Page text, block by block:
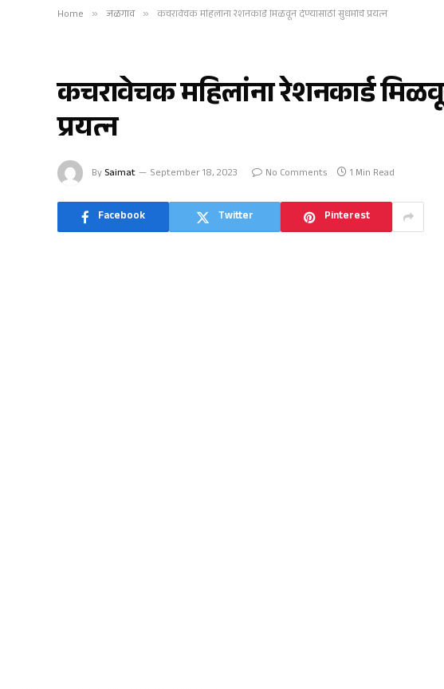
Home » जळगाव » कचरावेचक महिलांना रेशनकार्ड मिळवून देण्यासाठी सुधर्माचे प्रयत्न
कचरावेचक महिलांना रेशनकार्ड
प्रयत्न
By Saimat September 18, 2023 No Comments 1 Min Read
Facebook Twitter Pinterest